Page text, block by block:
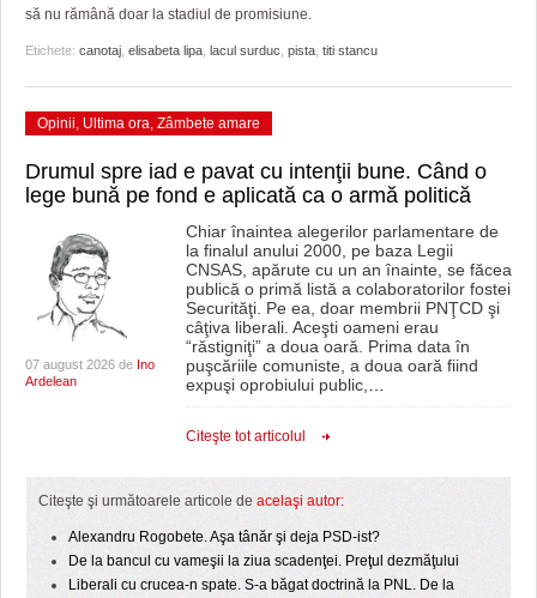
să nu rămână doar la stadiul de promisiune.
Etichete: canotaj elisabeta lipa lacul surduc pista titi stancu
Opinii Ultima ora Zâmbete amare
Drumul spre iad e pavat cu intenţii bune. Când o
lege bună pe fond e aplicată ca o armă politică
07 august 2026 de Ino
Ardelean
Chiar înaintea alegerilor parlamentare de
la finalul anului 2000, pe baza Legii
CNSAS, apărute cu un an înainte, se făcea
publică o primă listă a colaboratorilor fostei
Securităţi. Pe ea, doar membrii PNŢCD şi
câţiva liberali. Aceşti oameni erau
“răstigniţi” a doua oară. Prima data în
puşcăriile comuniste, a doua oară fiind
expuşi oprobiului public,
Citeşte tot articolul
Citeşte şi următoarele articole de acelaşi autor:
Alexandru Rogobete. Aşa tânăr şi deja PSD-ist?
De la bancul cu vameşii la ziua scadenţei. Preţul dezmăţului
Liberali cu crucea-n spate. S-a băgat doctrină la PNL. De la